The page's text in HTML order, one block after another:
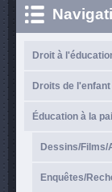
Droit à
Droits de l'enfant
Éducation à la
Dessins/
Enquêtes/